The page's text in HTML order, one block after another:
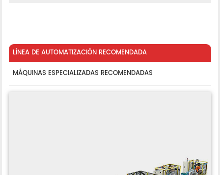
LÍNEA DE AUTOMATIZACIÓN RECOMENDADA
MÁQUINAS ESPECIALIZADAS RECOMENDADAS